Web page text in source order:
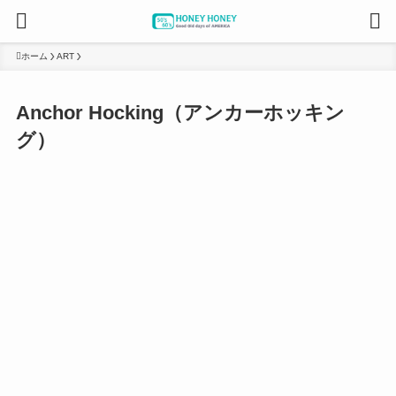
ホーム ART
Anchor Hocking（アンカーホッキン
グ）